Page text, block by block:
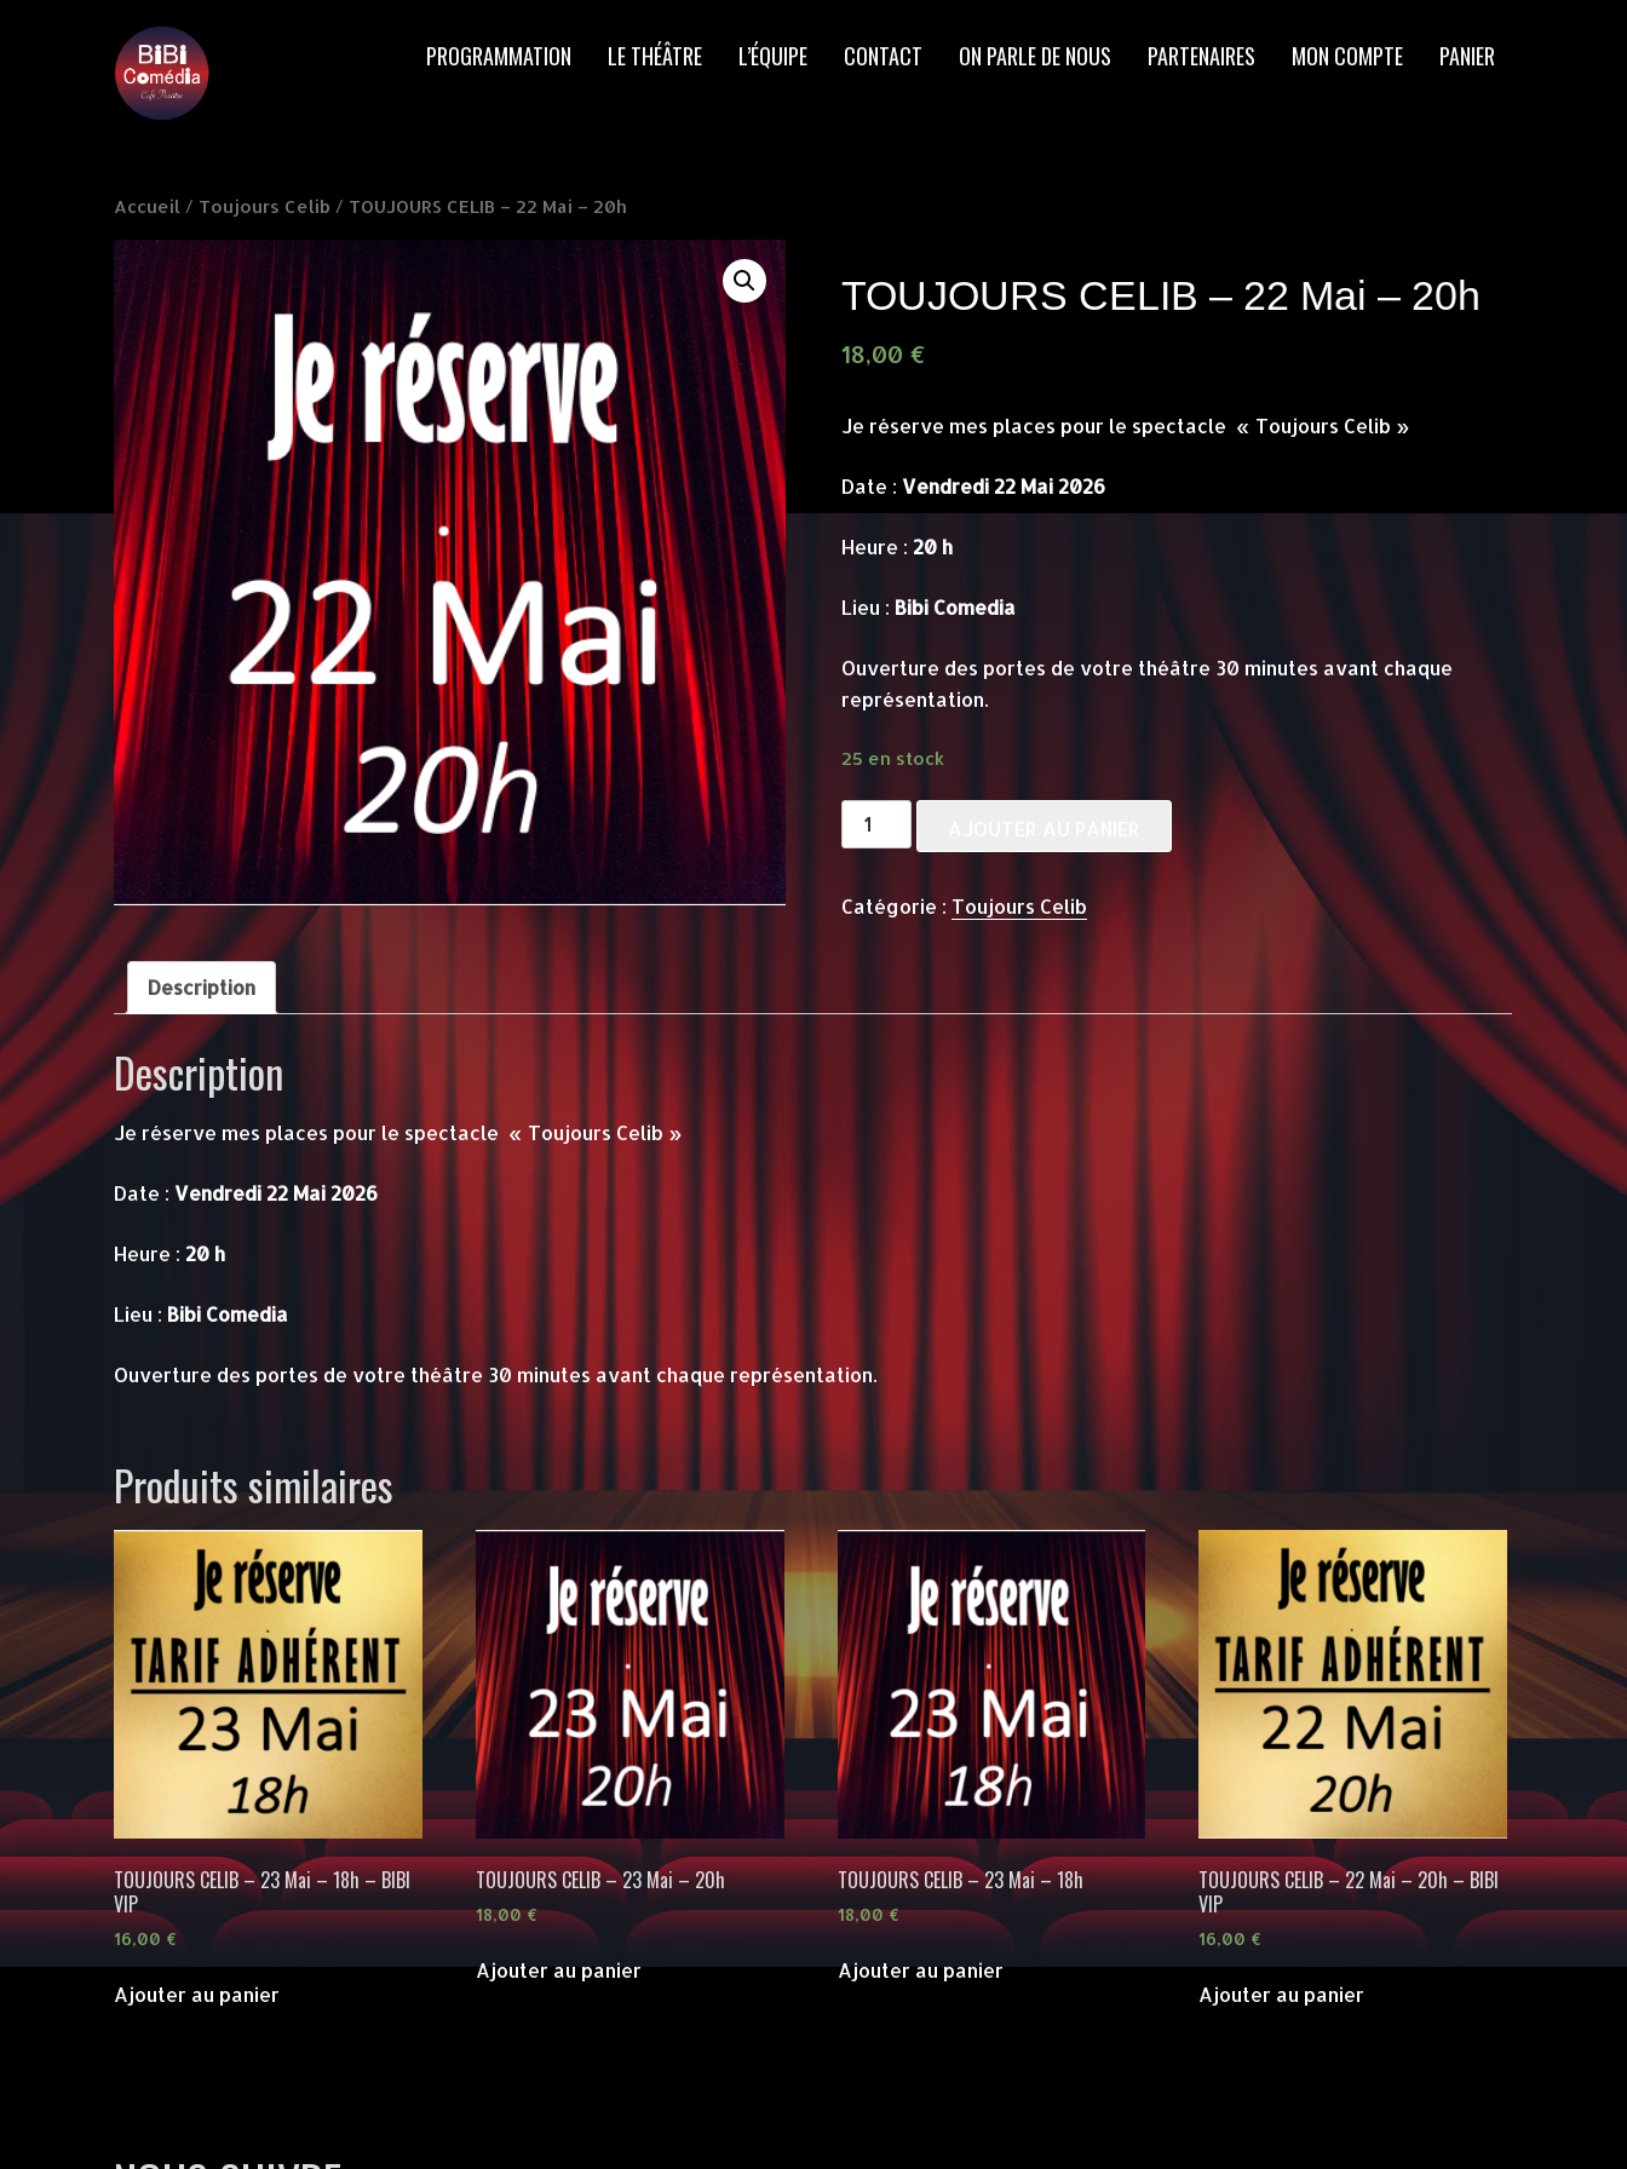
PROGRAMMATION LE THÉÂTRE L’ÉQUIPE CONTACT ON PARLE DE NOUS PARTENAIRES MON COMPTE PANIER
Accueil / Toujours Celib / TOUJOURS CELIB – 22 Mai – 20h
TOUJOURS CELIB – 22 Mai – 20h
18,00 €
Je réserve mes places pour le spectacle « Toujours Celib »
Date : Vendredi 22 Mai 2026
Heure : 20 h
Lieu : Bibi Comedia
Ouverture des portes de votre théâtre 30 minutes avant chaque
représentation.
25 en stock
quantité
de
CELIB
Catégorie : Toujours Celib
Description
Description
Je réserve mes places pour le spectacle « Toujours Celib »
Date : Vendredi 22 Mai 2026
Heure : 20 h
Lieu : Bibi Comedia
Ouverture des portes de votre théâtre 30 minutes avant chaque représentation.
Produits similaires
TOUJOURS CELIB – 23 Mai – 18h – BIBI
VIP
16,00 €
Ajouter au panier
TOUJOURS CELIB – 23 Mai – 20h
18,00€
Ajouter au panier
TOUJOURS CELIB – 23 Mai – 18h
18,00€
Ajouter au panier
TOUJOURS CELIB – 22 Mai – 20h – BIBI
VIP
16,00 €
Ajouter au panier